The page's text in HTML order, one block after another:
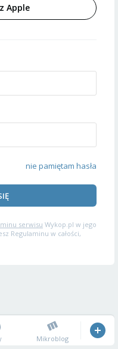
Apple
nie pamiętam hasła
serwisu Wykop.pl w jego
Regulaminu w całości,
Mikroblog